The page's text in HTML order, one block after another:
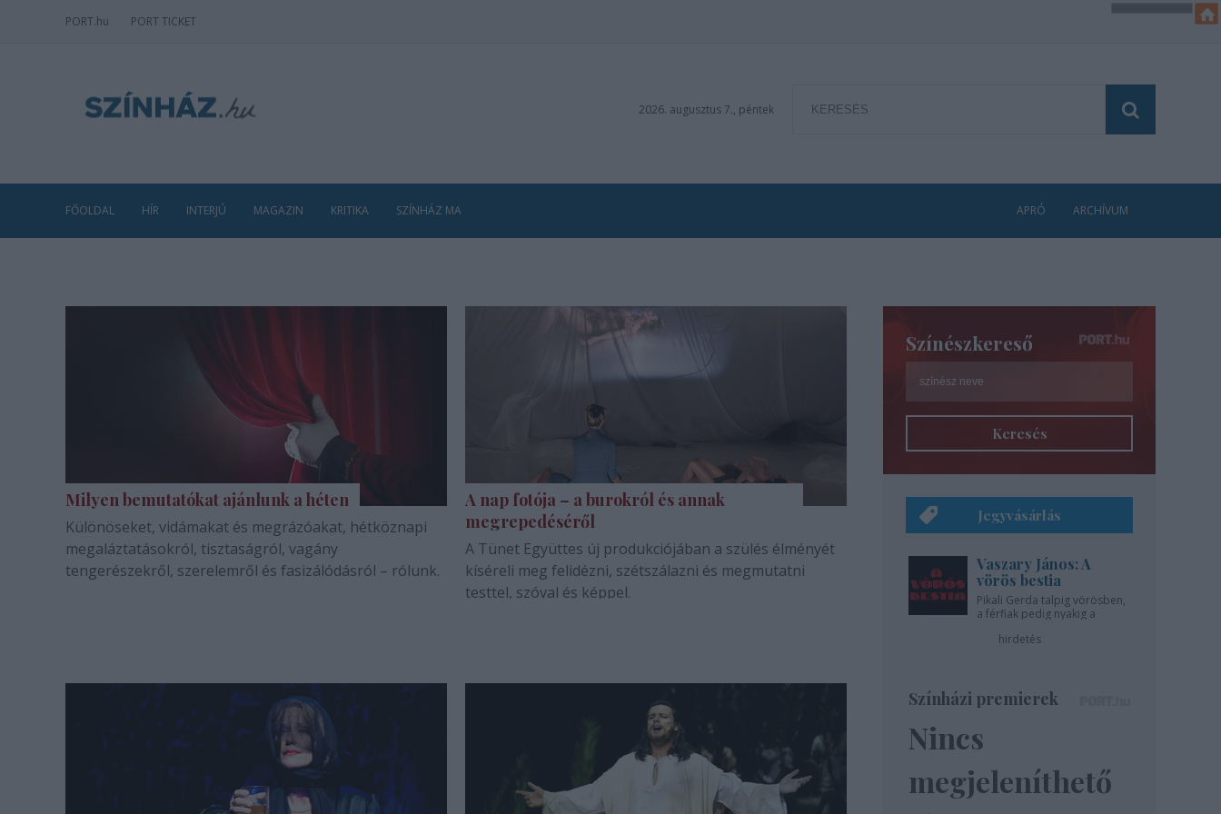
PORT.hu PORT TICKET
2026. augusztus 7., péntek
FŐOLDAL HÍR INTERJÚ MAGAZIN KRITIKA SZÍNHÁZ MA APRÓ ARCHÍVUM
Milyen bemutatókat ajánlunk a héten
Különöseket, vidámakat és megrázóakat, hétköznapi
megaláztatásokról, tisztaságról, vagány
tengerészekről, szerelemről és fasizálódásról – rólunk.
A nap fotója – a burokról és annak
megrepedéséről
A Tünet Együttes új produkciójában a szülés élményét
kíséreli meg felidézni, szétszálazni és megmutatni
testtel, szóval és képpel.
Színészkereső
Keresés
Jegyvásárlás
Vaszary János: A
vörös bestia
Pikali Gerda talpig vörösben,
a férfiak pedig nyakig a
hirdetés
Színházi premierek
Nincs
megjeleníthető